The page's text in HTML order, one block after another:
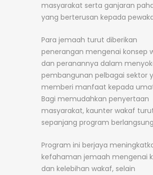
masyarakat serta ganjaran
yang berterusan kepada
Para jemaah turut diberikan
penerangan mengenai konsep
dan peranannya dalam
pembangunan pelbagai sektor
memberi manfaat kepada
Bagi memudahkan penyertaan
masyarakat, kaunter wakaf
sepanjang program
Program ini berjaya
kefahaman jemaah mengenai
dan kelebihan wakaf, selain